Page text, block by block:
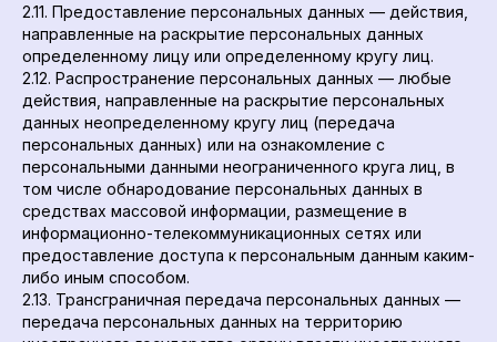
2.11. Предоставление персональных данных — действия,
направленные на раскрытие персональных данных
определенному лицу или определенному кругу лиц.
2.12. Распространение персональных данных — любые
действия, направленные на раскрытие персональных
данных неопределенному кругу лиц (передача
персональных данных) или на ознакомление с
персональными данными неограниченного круга лиц, в
том числе обнародование персональных данных в
средствах массовой информации, размещение в
информационно-телекоммуникационных сетях или
предоставление доступа к персональным данным каким-
либо иным способом.
2.13. Трансграничная передача персональных данных —
передача персональных данных на территорию